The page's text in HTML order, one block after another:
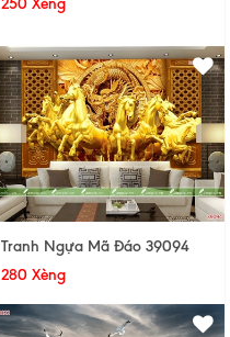
Tranh Ngựa Mã Đáo 39094
280 Xèng